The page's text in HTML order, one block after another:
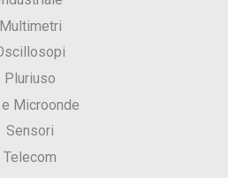
Multimetri
Pluriuso
e Microonde
Sensori
Telecom